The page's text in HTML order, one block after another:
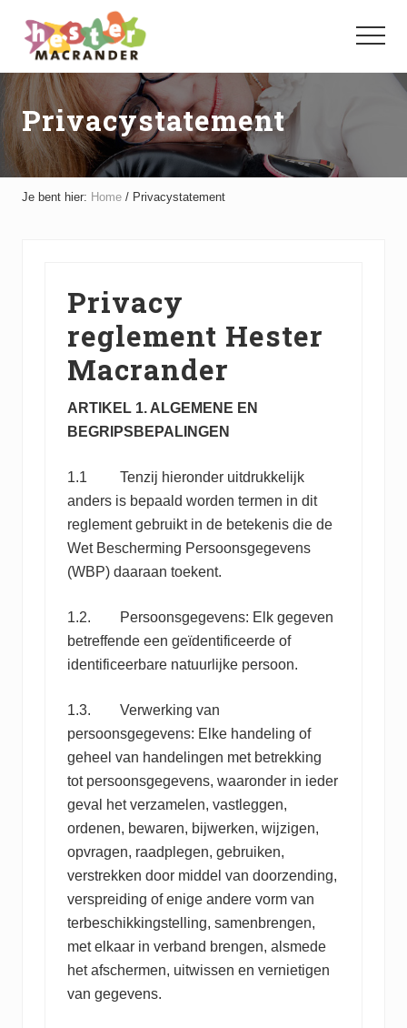
naar
hoofd
inhoud
naar
voettekst
Menu
Privacystatement
Je bent hier: Home / Privacystatement
Privacy
reglement Hester
Macrander
ARTIKEL 1. ALGEMENE EN
BEGRIPSBEPALINGEN
1.1 Tenzij hieronder uitdrukkelijk
anders is bepaald worden termen in dit
reglement gebruikt in de betekenis die de
Wet Bescherming Persoonsgegevens
(WBP) daaraan toekent.
1.2. Persoonsgegevens: Elk gegeven
betreffende een geïdentificeerde of
identificeerbare natuurlijke persoon.
1.3. Verwerking van
persoonsgegevens: Elke handeling of
geheel van handelingen met betrekking
tot persoonsgegevens, waaronder in ieder
geval het verzamelen, vastleggen,
ordenen, bewaren, bijwerken, wijzigen,
opvragen, raadplegen, gebruiken,
verstrekken door middel van doorzending,
verspreiding of enige andere vorm van
terbeschikkingstelling, samenbrengen,
met elkaar in verband brengen, alsmede
het afschermen, uitwissen en vernietigen
van gegevens.